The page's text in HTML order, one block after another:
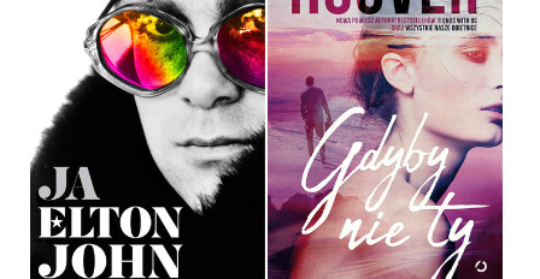
JA. PIERWSZA I JEDYNA
AUTOBIOGRAFIA ELTONA
JOHNA
ELTON JOHN
OPRAWA TWARDA
54,90 ZŁ
GDYBY NIE TY
COLLEEN HOOVER
OPRAWA MIĘKKA ZE SKRZYDEŁKAMI
39,90 ZŁ